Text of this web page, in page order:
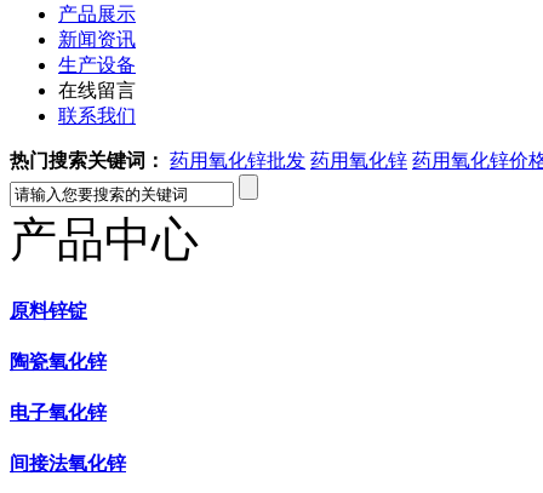
产品展示
新闻资讯
生产设备
在线留言
联系我们
热门搜索关键词： 药用氧化锌批发 药用氧化锌 药用氧化锌价
产品中心
原料锌锭
陶瓷氧化锌
电子氧化锌
间接法氧化锌